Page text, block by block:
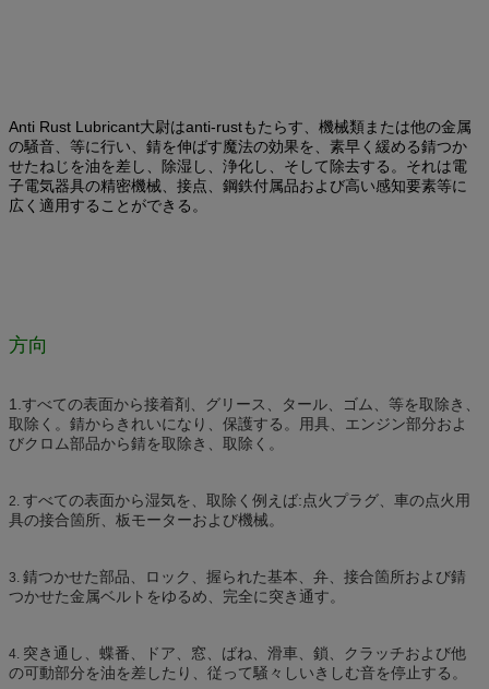
Anti Rust Lubricant大尉はanti-rustもたらす、機械類または他の金属
の騒音、等に行い、錆を伸ばす魔法の効果を、素早く緩める錆つか
せたねじを油を差し、除湿し、浄化し、そして除去する。それは電
子電気器具の精密機械、接点、鋼鉄付属品および高い感知要素等に
広く適用することができる。
方向
1. すべての表面から接着剤、グリース、タール、ゴム、等を取除き、
取除く。錆からきれいになり、保護する。用具、エンジン部分およ
びクロム部品から錆を取除き、取除く。
2. すべての表面から湿気を、取除く例えば:点火プラグ、車の点火用
具の接合箇所、板モーターおよび機械。
3. 錆つかせた部品、ロック、握られた基本、弁、接合箇所および錆
つかせた金属ベルトをゆるめ、完全に突き通す。
4. 突き通し、蝶番、ドア、窓、ばね、滑車、鎖、クラッチおよび他
の可動部分を油を差したり、従って騒々しいきしむ音を停止する。